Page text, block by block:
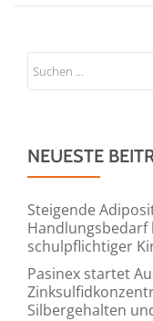
NEUESTE
Steigende
schulpflichtiger
Pasinex startet
Silbergehalten